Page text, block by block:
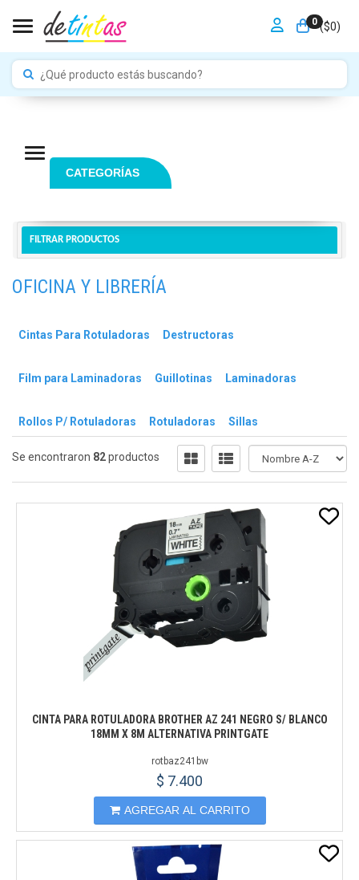
0 ($0)
Toggle navigation
Navigation ein-/ausblenden
CATEGORÍAS
FILTRAR PRODUCTOS
OFICINA Y LIBRERÍA
Cintas Para Rotuladoras Destructoras
Film para Laminadoras Guillotinas Laminadoras
Rollos P/ Rotuladoras Rotuladoras Sillas
Se encontraron 82productos
CINTA PARA ROTULADORA BROTHER AZ 241 NEGRO S/ BLANCO
18MM X 8M ALTERNATIVA PRINTGATE
rotbaz241bw
$ 7.400
AGREGAR AL CARRITO